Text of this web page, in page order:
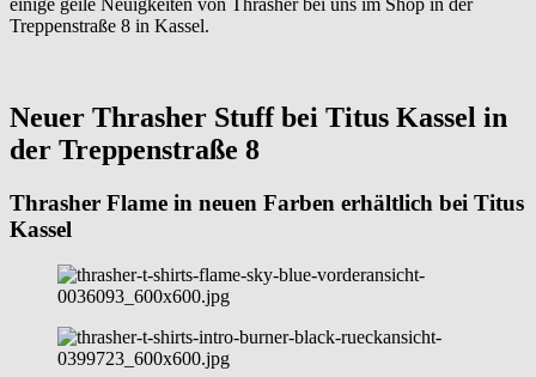
Treppenstraße 8 in Kassel.
Neuer Thrasher Stuff bei Titus Kassel in
der Treppenstraße 8
Thrasher Flame in neuen Farben erhältlich bei Titus
Kassel